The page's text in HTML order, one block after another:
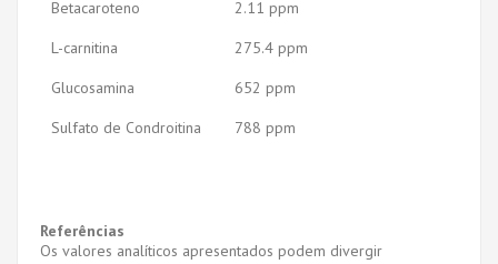
Betacaroteno
2.11 ppm
L-carnitina
275.4 ppm
Glucosamina
652 ppm
Sulfato de Condroitina
788 ppm
Referências
Os valores analíticos apresentados podem divergir